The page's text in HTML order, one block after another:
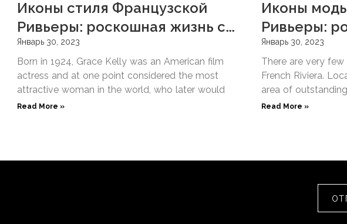
Иконы стиля Французской
Ривьеры: роскошная жизнь с
ONE Hôtel Privé
Январь 30, 2023
Born in 1924, Grace Kelly was an American film
actress and at one point considered the most
attractive woman in the world, who later would
Read More »
Иконы
Ривьеры:
ONE Hôtel
Январь 30, 2023
There are very
French Riviera.
area of
Read More »